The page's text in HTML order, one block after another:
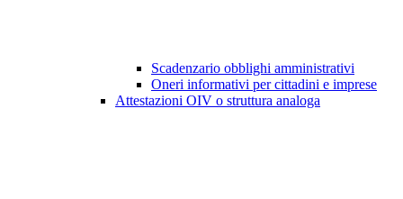
Scadenzario obblighi amministrativi
Oneri informativi per cittadini e imprese
Attestazioni OIV o struttura analoga